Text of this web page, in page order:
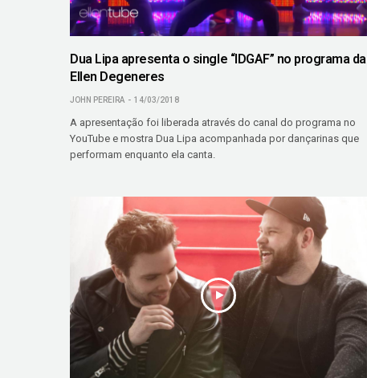
Dua Lipa apresenta o single “IDGAF” no programa da
Ellen Degeneres
JOHN PEREIRA 14/03/2018
A apresentação foi liberada através do canal do programa no
YouTube e mostra Dua Lipa acompanhada por dançarinas que
performam enquanto ela canta.